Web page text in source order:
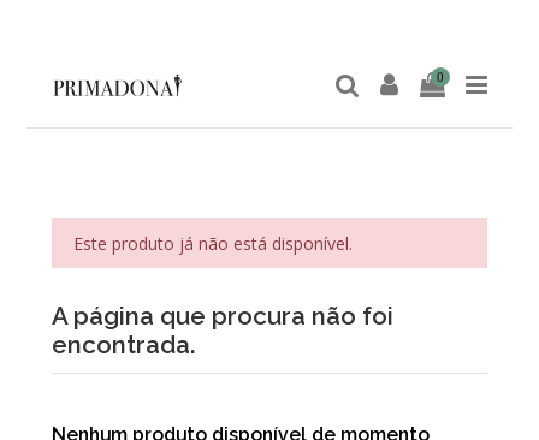
0
Este produto já não está disponível.
A página que procura não foi
encontrada.
Nenhum produto disponível de momento